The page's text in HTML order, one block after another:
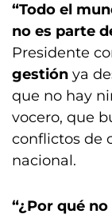
“Todo el
no es parte
Presidente
gestión ya
que no hay
vocero, que
conflictos de
nacional.
“¿Por qué